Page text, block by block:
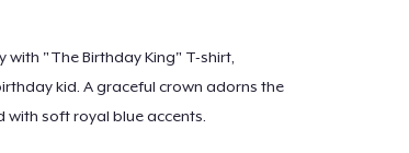
"The Birthday King" T-shirt,
kid. A graceful crown adorns the
soft royal blue accents.